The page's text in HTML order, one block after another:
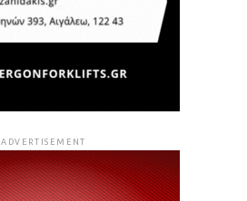
ADVERTISEMENT